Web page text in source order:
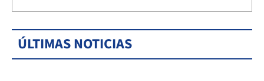
ÚLTIMAS NOTICIAS